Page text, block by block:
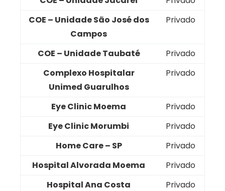
COE – Unidade São José dos
Campos
Privado
COE – Unidade Taubaté
Privado
Complexo Hospitalar
Unimed Guarulhos
Privado
Eye Clinic Moema
Privado
Eye Clinic Morumbi
Privado
Home Care – SP
Privado
Hospital Alvorada Moema
Privado
Hospital Ana Costa
Privado